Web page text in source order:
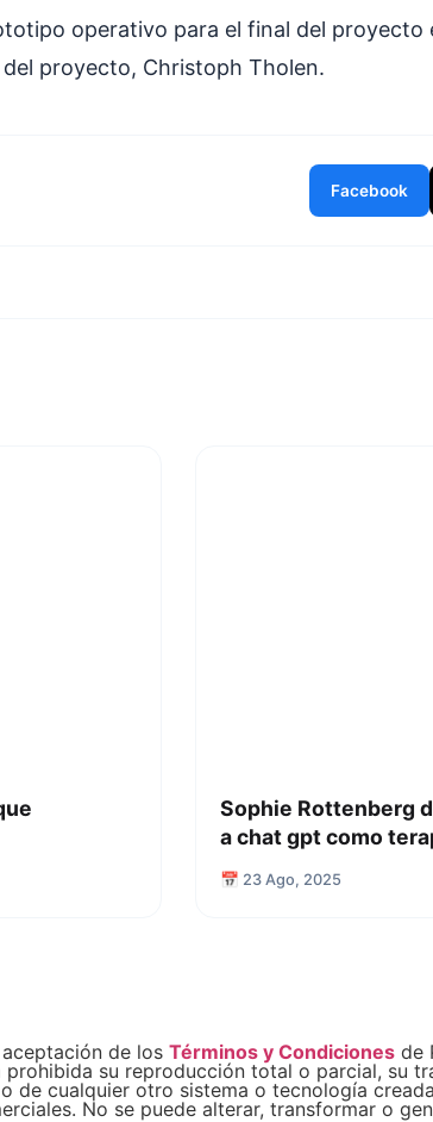
operativo para el final del proyecto
proyecto, Christoph Tholen.
Facebook
Sophie Rottenberg
a chat gpt como
📅 23 Ago, 2025
de los Términos y Condiciones de
prohibida su reproducción total o parcial, su
de cualquier otro sistema o tecnología
No se puede alterar, transformar o